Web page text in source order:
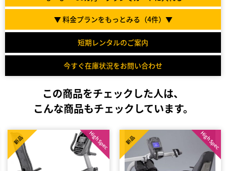
▼ 料金プランをもっとみる（4件）▼
短期レンタルのご案内
今すぐ在庫状況をお問い合わせ
この商品をチェックした人は、
こんな商品もチェックしています。
High Spec
新品 High Spec
新品